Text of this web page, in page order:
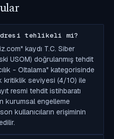
tehlikeli mi?
kaydı T.C. Siber
USOM) doğrulanmış tehdit
- Oltalama" kategorisinde
kritiklik seviyesi (4/10) ile
resmi tehdit istihbaratı
kurumsal engelleme
kullanıcıların erişiminin